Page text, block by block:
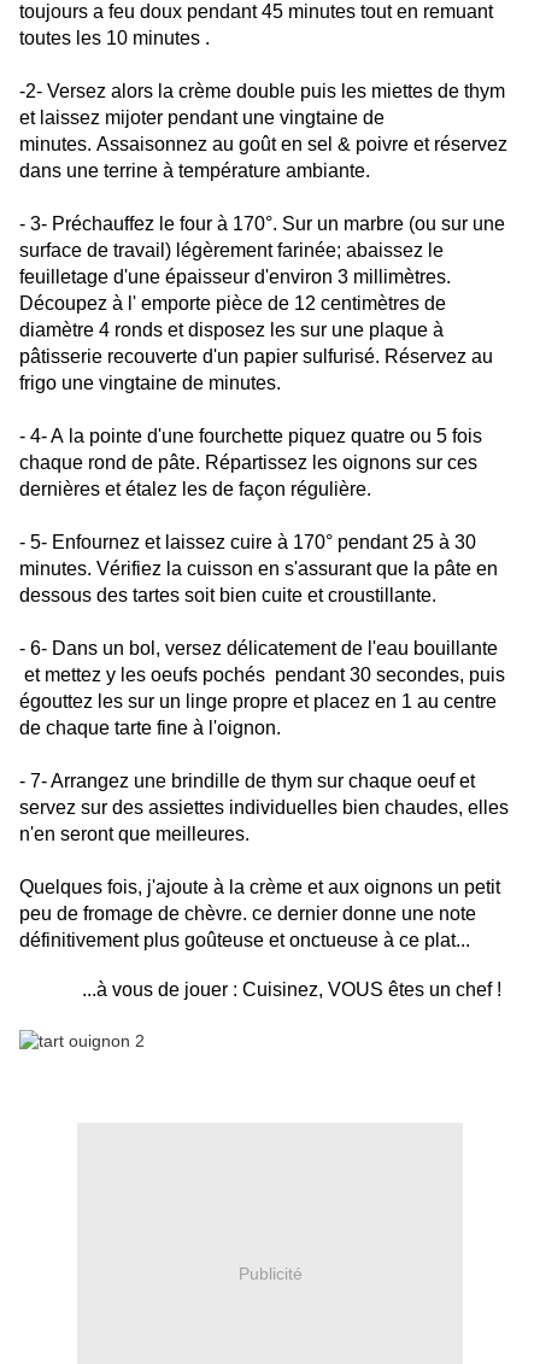
toujours a feu doux pendant 45 minutes tout en remuant
toutes les 10 minutes .
-2- Versez alors la crème double puis les miettes de thym
et laissez mijoter pendant une vingtaine de
minutes. Assaisonnez au goût en sel & poivre et réservez
dans une terrine à température ambiante.
- 3- Préchauffez le four à 170°. Sur un marbre (ou sur une
surface de travail) légèrement farinée; abaissez le
feuilletage d'une épaisseur d'environ 3 millimètres.
Découpez à l' emporte pièce de 12 centimètres de
diamètre 4 ronds et disposez les sur une plaque à
pâtisserie recouverte d'un papier sulfurisé. Réservez au
frigo une vingtaine de minutes.
- 4- A la pointe d'une fourchette piquez quatre ou 5 fois
chaque rond de pâte. Répartissez les oignons sur ces
dernières et étalez les de façon régulière.
- 5- Enfournez et laissez cuire à 170° pendant 25 à 30
minutes. Vérifiez la cuisson en s'assurant que la pâte en
dessous des tartes soit bien cuite et croustillante.
- 6- Dans un bol, versez délicatement de l'eau bouillante
et mettez y les oeufs pochés pendant 30 secondes, puis
égouttez les sur un linge propre et placez en 1 au centre
de chaque tarte fine à l'oignon.
- 7- Arrangez une brindille de thym sur chaque oeuf et
servez sur des assiettes individuelles bien chaudes, elles
n'en seront que meilleures.
Quelques fois, j'ajoute à la crème et aux oignons un petit
peu de fromage de chèvre. ce dernier donne une note
définitivement plus goûteuse et onctueuse à ce plat...
...à vous de jouer : Cuisinez, VOUS êtes un chef !
Publicité